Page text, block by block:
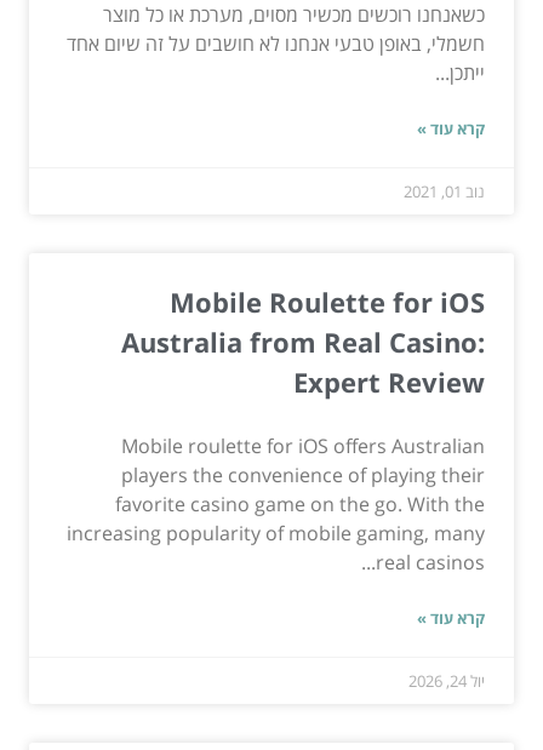
כשאנחנו רוכשים מכשיר מסוים, מערכת או כל מוצר
חשמלי, באופן טבעי אנחנו לא חושבים על זה שיום אחד
ייתכן...
קרא עוד »
נוב 01, 2021
Mobile Roulette for iOS
Australia from Real Casino:
Expert Review
Mobile roulette for iOS offers Australian
players the convenience of playing their
favorite casino game on the go. With the
increasing popularity of mobile gaming, many
real casinos...
קרא עוד »
יול 24, 2026